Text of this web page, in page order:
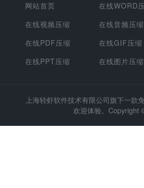
网站首页
在线视频压缩
在线PDF压缩
在线PPT压缩
在线WORD
在线音频压缩
在线GIF压缩
在线图片压缩
上海轻虾软件技术有限公司旗下一款
欢迎体验。